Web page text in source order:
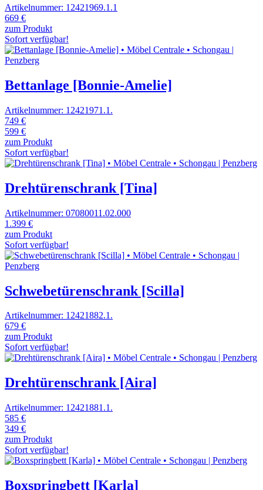
Artikelnummer: 12421969.1.1
669 €
zum Produkt
Sofort verfügbar!
Bettanlage [Bonnie-Amelie]
Artikelnummer: 12421971.1.
749 €
599 €
zum Produkt
Sofort verfügbar!
Drehtürenschrank [Tina]
Artikelnummer: 07080011.02.000
1.399 €
zum Produkt
Sofort verfügbar!
Schwebetürenschrank [Scilla]
Artikelnummer: 12421882.1.
679 €
zum Produkt
Sofort verfügbar!
Drehtürenschrank [Aira]
Artikelnummer: 12421881.1.
585 €
349 €
zum Produkt
Sofort verfügbar!
Boxspringbett [Karla]